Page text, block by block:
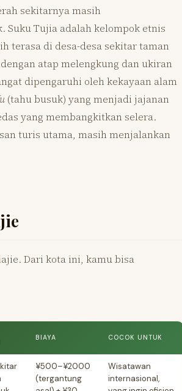
sekitarnya masih
Suku Tujia adalah kelompok etnis
terasa di desa-desa sekitar taman
atap melengkung dan ukiran
dipengaruhi oleh kekayaan alam
(tahu busuk) yang menjadi jajanan
yang membangkitkan selera.
turis utama, masih menjalankan
Dari kota ini, kamu bisa
BIAYA COCOK UNTUK
¥500–¥2000
(tergantung
Wisatawan
internasional,